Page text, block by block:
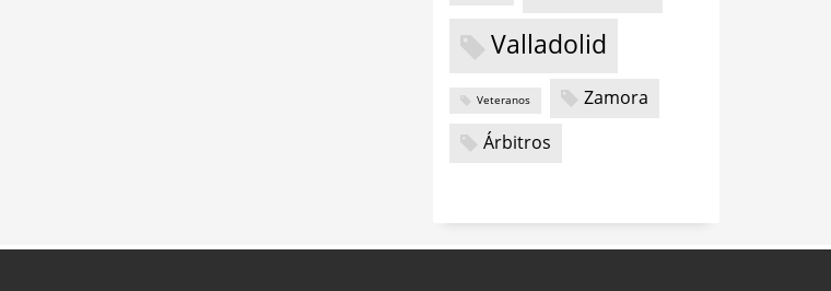
Valladolid
Veteranos
Zamora
Árbitros